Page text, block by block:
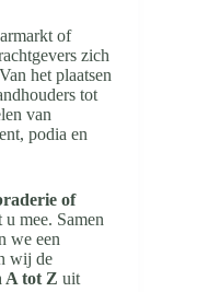
of
zich
het plaatsen
tot
van
podia en
of
mee. Samen
we een
wij de
A tot Z uit